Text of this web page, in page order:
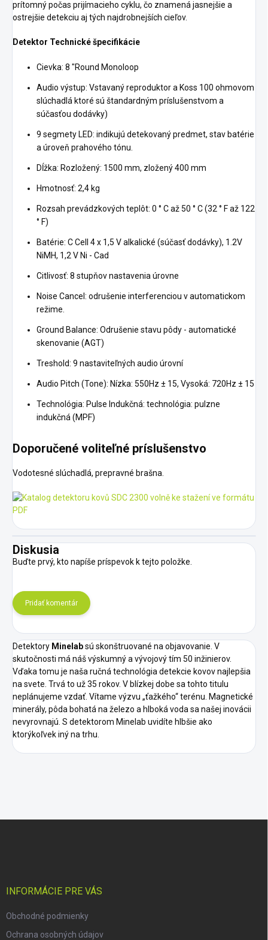
prítomný počas prijímacieho cyklu, čo znamená jasnejšie a
ostrejšie detekciu aj tých najdrobnejších cieľov.
Detektor Technické špecifikácie
Cievka: 8 "Round Monoloop
Audio výstup: Vstavaný reproduktor a Koss 100 ohmovom
slúchadlá ktoré sú štandardným príslušenstvom a
súčasťou dodávky)
9 segmety LED: indikujú detekovaný predmet, stav batérie
a úroveň prahového tónu.
Dĺžka: Rozložený: 1500 mm, zložený 400 mm
Hmotnosť: 2,4 kg
Rozsah prevádzkových teplôt: 0 ° C až 50 ° C (32 ° F až 122
° F)
Batérie: C Cell 4 x 1,5 V alkalické (súčasť dodávky), 1.2V
NiMH, 1,2 V Ni - Cad
Citlivosť: 8 stupňov nastavenia úrovne
Noise Cancel: odrušenie interferenciou v automatickom
režime.
Ground Balance: Odrušenie stavu pôdy - automatické
skenovanie (AGT)
Treshold: 9 nastaviteľných audio úrovní
Audio Pitch (Tone): Nízka: 550Hz ± 15, Vysoká: 720Hz ± 15
Technológia: Pulse Indukčná: technológia: pulzne
indukčná (MPF)
Doporučené voliteľné príslušenstvo
Vodotesné slúchadlá, prepravné brašna.
Diskusia
Buďte prvý, kto napíše príspevok k tejto položke.
Pridať komentár
Detektory Minelabsú skonštruované na objavovanie. V
skutočnosti má náš výskumný a vývojový tím 50 inžinierov.
Vďaka tomu je naša ručná technológia detekcie kovov najlepšia
na svete. Trvá to už 35 rokov. V blízkej dobe sa tohto titulu
neplánujeme vzdať. Vítame výzvu „ťažkého“ terénu. Magnetické
minerály, pôda bohatá na železo a hlboká voda sa našej inovácii
nevyrovnajú. S detektorom Minelab uvidíte hlbšie ako
ktorýkoľvek iný na trhu.
INFORMÁCIE PRE VÁS
Obchodné podmienky
Ochrana osobných údajov